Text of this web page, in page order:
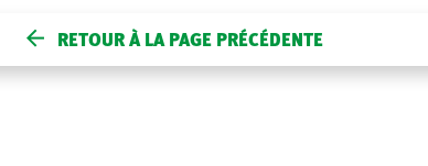
RETOUR À LA PAGE PRÉCÉDENTE